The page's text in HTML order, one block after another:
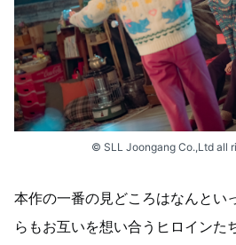
© SLL Joongang Co.,Ltd all
本作の一番の見どころはなんとい
らもお互いを想い合うヒロインた